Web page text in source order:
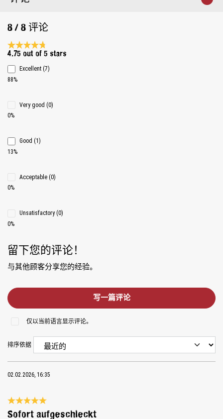
8 / 8 评论
Average rating 4.7 of 5 Stars
4.75 out of 5 stars
Excellent (7)
88%
Very good (0)
0%
Good (1)
13%
Acceptable (0)
0%
Unsatisfactory (0)
0%
留下您的评论！
与其他顾客分享您的经验。
写一篇评论
仅以当前语言显示评论。
排序依据
02.02.2026, 16:35
Review with rating of 5 out of 5 stars
Sofort aufgeschleckt